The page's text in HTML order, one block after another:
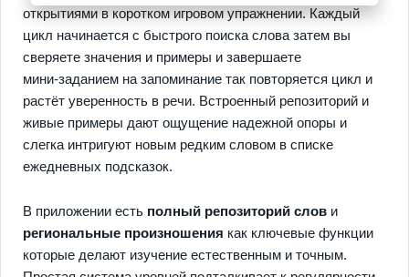
открытиями в коротком игровом упражнении. Каждый
цикл начинается с быстрого поиска слова затем вы
сверяете значения и примеры и завершаете
мини‑заданием на запоминание так повторяется цикл и
растёт уверенность в речи. Встроенный репозиторий и
живые примеры дают ощущение надежной опоры и
слегка интригуют новым редким словом в списке
ежедневных подсказок.
В приложении есть полный репозиторий слов и
региональные произношения как ключевые функции
которые делают изучение естественным и точным.